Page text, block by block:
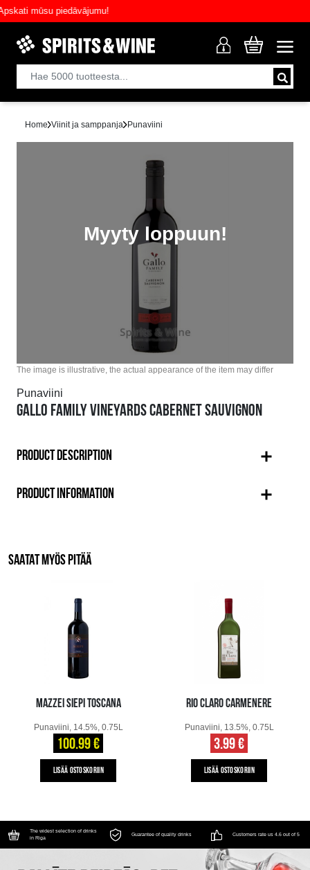
mūsu piedāvājumu!
Home Viinit ja samppanja Punaviini
Myyty loppuun!
The image is illustrative, the actual appearance of the item may differ
Punaviini
GALLO FAMILY VINEYARDS CABERNET SAUVIGNON
PRODUCT DESCRIPTION
PRODUCT INFORMATION
SAATAT MYÖS PITÄÄ
MAZZEI SIEPI TOSCANA
Punaviini, 14.5%, 0.75L
100.99 €
LISÄÄ OSTOSKORIIN
RIO CLARO CARMENERE
Punaviini, 13.5%, 0.75L
3.99 €
LISÄÄ OSTOSKORIIN
The widest selection of drinks
in Riga
Guarantee of quality drinks Customers rate us 4.6 out of 5